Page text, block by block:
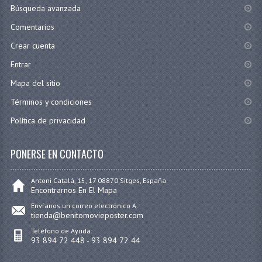
Búsqueda avanzada
Comentarios
Crear cuenta
Entrar
Mapa del sitio
Términos y condiciones
Política de privacidad
PONERSE EN CONTACTO
Antoni Catalá, 15, 17 08870 Sitges, España
Encontrarnos En El Mapa
Envíanos un correo electrónico A:
tienda@benitomovieposter.com
Teléfono de Ayuda:
93 894 72 448 - 93 894 72 44